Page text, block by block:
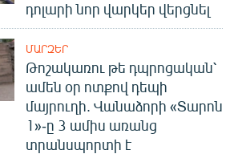
դոլարի նոր վարկեր վերցնել
ՄԱՐԶԵՐ
Թոշակառու թե դպրոցական՝
ամեն օր ոտքով դեպի
մայրուղի. Վանաձորի «Տարոն
1»-ը 3 ամիս առանց
տրանսպորտի է